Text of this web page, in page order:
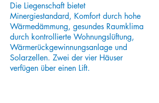
Die Liegenschaft bietet
Minergiestandard, Komfort durch hohe
Wärmedämmung, gesundes Raumklima
durch kontrollierte Wohnungslüftung,
Wärmerückgewinnungsanlage und
Solarzellen. Zwei der vier Häuser
verfügen über einen Lift.